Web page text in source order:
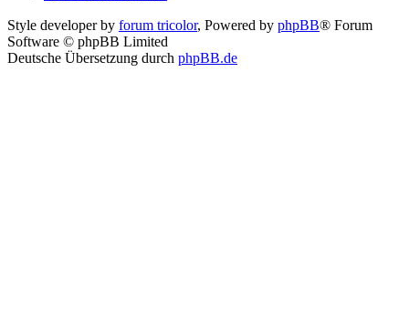
Style developer by forum tricolor, Powered by phpBB® Forum
Software © phpBB Limited
Deutsche Übersetzung durch phpBB.de